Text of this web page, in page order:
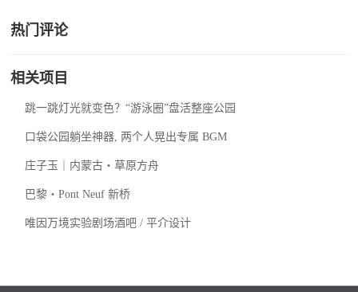
热门评论
相关项目
跳一跳灯光就变色？“游泳圈”盘活整座公园
口袋公园躺坐神器, 两个人晃出专属 BGM
庄子玉｜内蒙古・草原方舟
巴黎・Pont Neuf 新桥
唯因万境实验剧场酒吧 / 平介设计